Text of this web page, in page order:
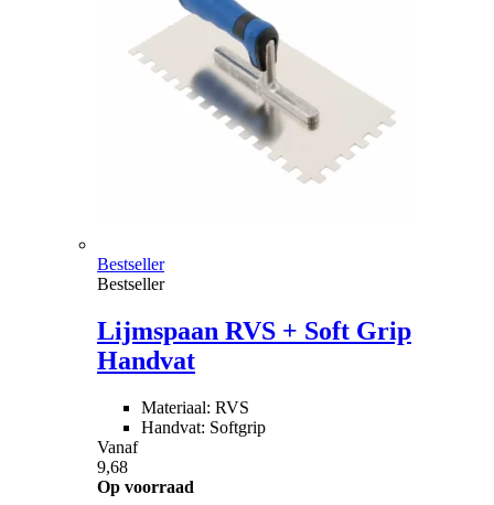
Bestseller
Bestseller
Lijmspaan RVS + Soft Grip
Handvat
Materiaal: RVS
Handvat: Softgrip
Vanaf
9,68
Op voorraad